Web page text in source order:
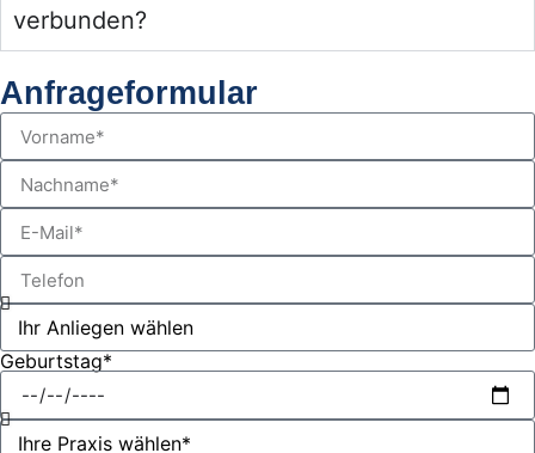
verbunden?
Anfrageformular
Geburtstag*